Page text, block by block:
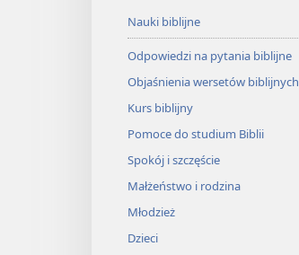
Nauki biblijne
Odpowiedzi na pytania biblijne
Objaśnienia wersetów biblijnych
Kurs biblijny
Pomoce do studium Biblii
Spokój i szczęście
Małżeństwo i rodzina
Młodzież
Dzieci